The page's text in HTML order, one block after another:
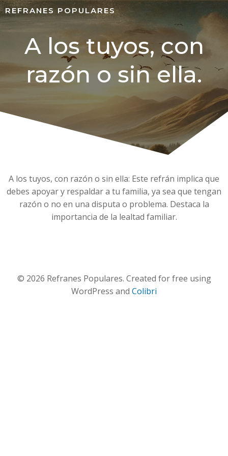
REFRANES POPULARES
A los tuyos, con
razón o sin ella.
A los tuyos, con razón o sin ella: Este refrán implica que
debes apoyar y respaldar a tu familia, ya sea que tengan
razón o no en una disputa o problema. Destaca la
importancia de la lealtad familiar.
© 2026 Refranes Populares. Created for free using
WordPress and Colibri